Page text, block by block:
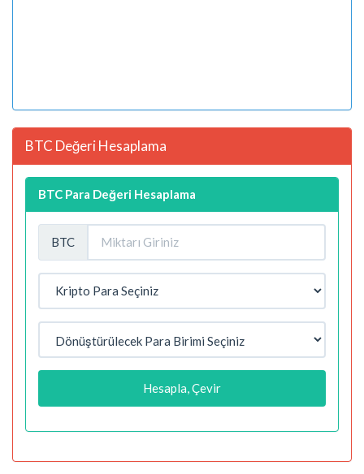
BTC Değeri Hesaplama
BTC Para Değeri Hesaplama
BTC
Hesapla, Çevir